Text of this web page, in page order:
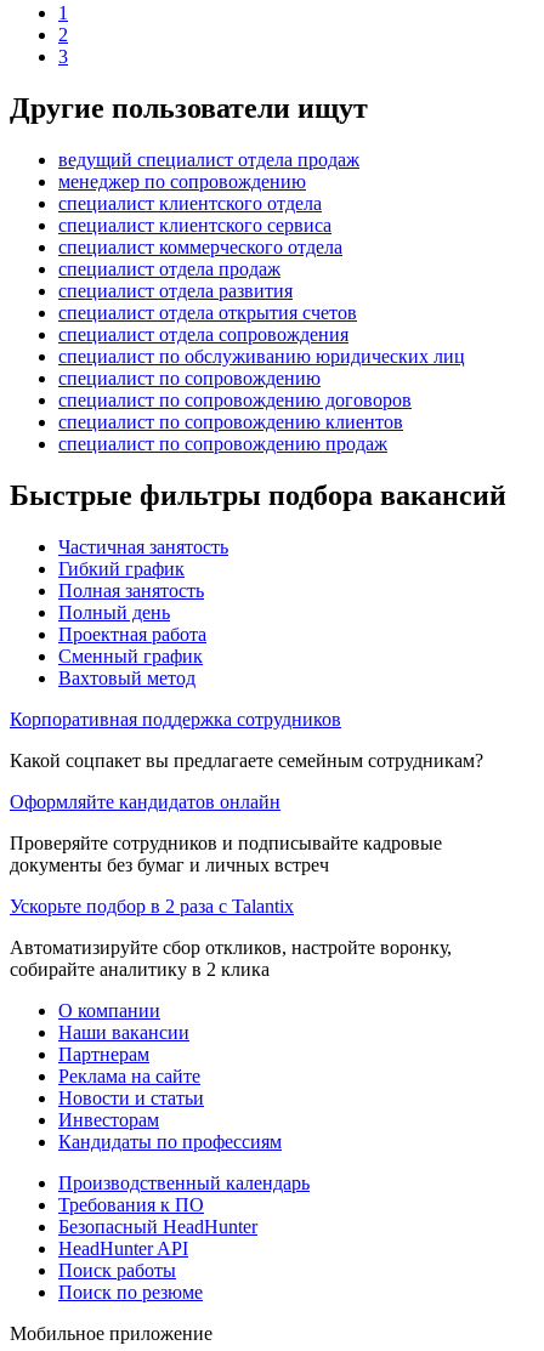
1
2
3
Другие пользователи ищут
ведущий специалист отдела продаж
менеджер по сопровождению
специалист клиентского отдела
специалист клиентского сервиса
специалист коммерческого отдела
специалист отдела продаж
специалист отдела развития
специалист отдела открытия счетов
специалист отдела сопровождения
специалист по обслуживанию юридических лиц
специалист по сопровождению
специалист по сопровождению договоров
специалист по сопровождению клиентов
специалист по сопровождению продаж
Быстрые фильтры подбора вакансий
Частичная занятость
Гибкий график
Полная занятость
Полный день
Проектная работа
Сменный график
Вахтовый метод
Корпоративная поддержка сотрудников
Какой соцпакет вы предлагаете семейным сотрудникам?
Оформляйте кандидатов онлайн
Проверяйте сотрудников и подписывайте кадровые
документы без бумаг и личных встреч
Ускорьте подбор в 2 раза с Talantix
Автоматизируйте сбор откликов, настройте воронку,
собирайте аналитику в 2 клика
О компании
Наши вакансии
Партнерам
Реклама на сайте
Новости и статьи
Инвесторам
Кандидаты по профессиям
Производственный календарь
Требования к ПО
Безопасный HeadHunter
HeadHunter API
Поиск работы
Поиск по резюме
Мобильное приложение